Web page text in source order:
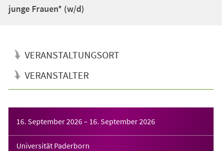
junge Frauen* (w/d)
VERANSTALTUNGSORT
VERANSTALTER
16. September 2026– 16. September 2026
Universität Paderborn